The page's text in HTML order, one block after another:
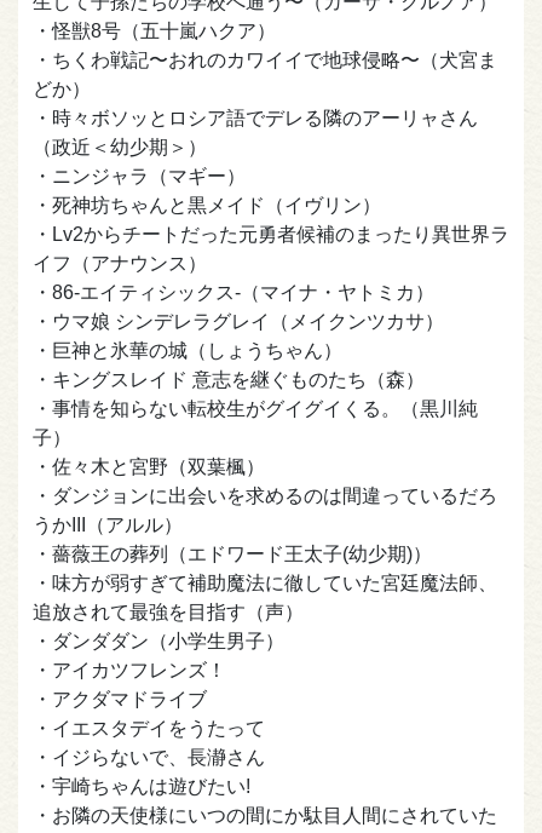
・怪獣8号（五十嵐ハクア）
・ちくわ戦記〜おれのカワイイで地球侵略〜（犬宮ま
どか）
・時々ボソッとロシア語でデレる隣のアーリャさん
（政近＜幼少期＞）
・ニンジャラ（マギー）
・死神坊ちゃんと黒メイド（イヴリン）
・Lv2からチートだった元勇者候補のまったり異世界ラ
イフ（アナウンス）
・86-エイティシックス-（マイナ・ヤトミカ）
・ウマ娘 シンデレラグレイ（メイクンツカサ）
・巨神と氷華の城（しょうちゃん）
・キングスレイド 意志を継ぐものたち（森）
・事情を知らない転校生がグイグイくる。（黒川純
子）
・佐々木と宮野（双葉楓）
・ダンジョンに出会いを求めるのは間違っているだろ
うかIII（アルル）
・薔薇王の葬列（エドワード王太子(幼少期)）
・味方が弱すぎて補助魔法に徹していた宮廷魔法師、
追放されて最強を目指す（声）
・ダンダダン（小学生男子）
・アイカツフレンズ！
・アクダマドライブ
・イエスタデイをうたって
・イジらないで、長瀞さん
・宇崎ちゃんは遊びたい!
・お隣の天使様にいつの間にか駄目人間にされていた